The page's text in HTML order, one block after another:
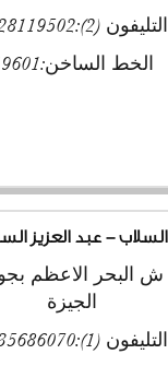
التليفون (2):
الخط الساخن:
السلاب - عبد العزيز
رقم 146 ش البحر الاعظم
الجيزة
التليفون (1):